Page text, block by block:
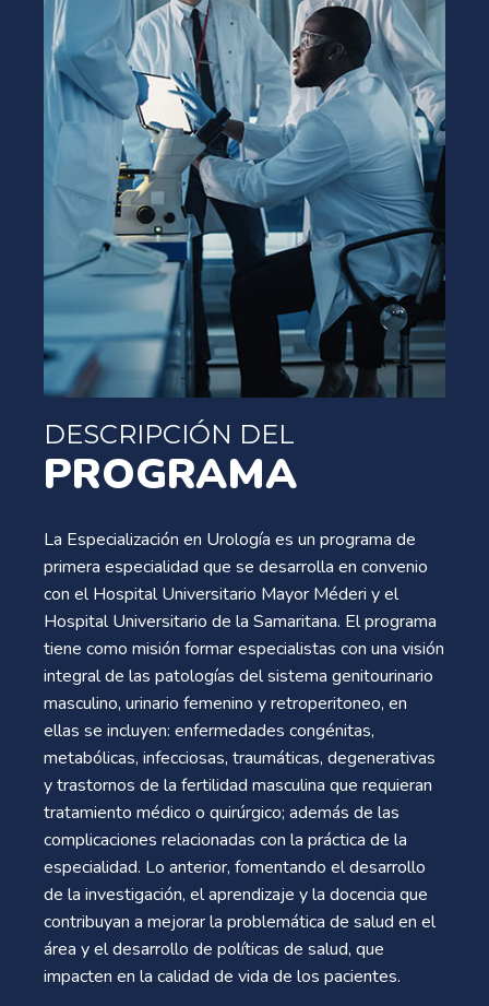
DESCRIPCIÓN DEL
PROGRAMA
La Especialización en Urología es un programa de
primera especialidad que se desarrolla en convenio
con el Hospital Universitario Mayor Méderi y el
Hospital Universitario de la Samaritana. El programa
tiene como misión formar especialistas con una visión
integral de las patologías del sistema genitourinario
masculino, urinario femenino y retroperitoneo, en
ellas se incluyen: enfermedades congénitas,
metabólicas, infecciosas, traumáticas, degenerativas
y trastornos de la fertilidad masculina que requieran
tratamiento médico o quirúrgico; además de las
complicaciones relacionadas con la práctica de la
especialidad. Lo anterior, fomentando el desarrollo
de la investigación, el aprendizaje y la docencia que
contribuyan a mejorar la problemática de salud en el
área y el desarrollo de políticas de salud, que
impacten en la calidad de vida de los pacientes.